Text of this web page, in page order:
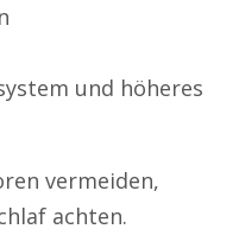
und höheres
vermeiden,
achten.